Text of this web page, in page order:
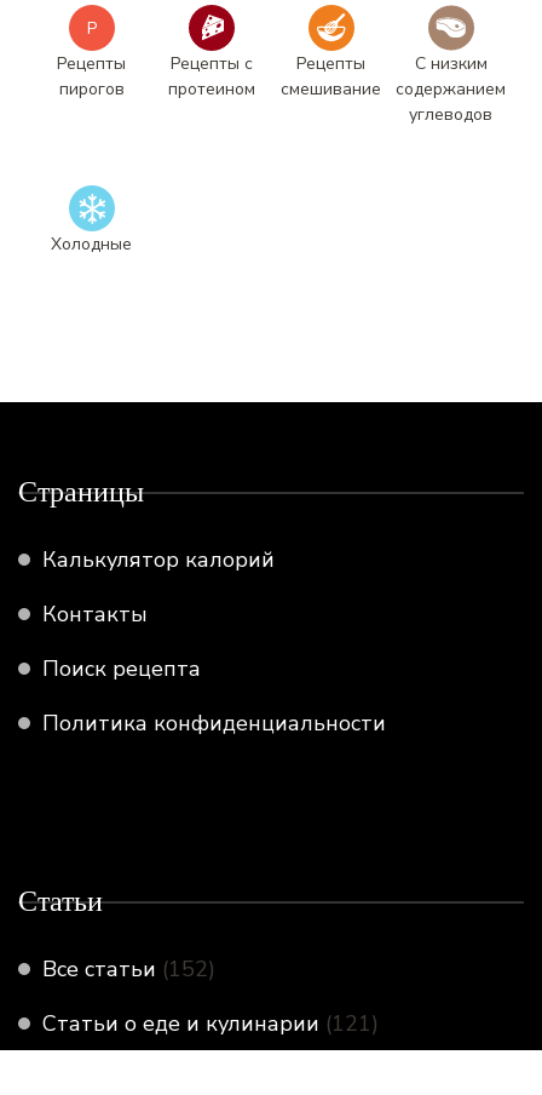
Р
Рецепты
пирогов
Рецепты с
протеином
Рецепты
смешивание
С низким
содержанием
углеводов
Холодные
Страницы
Калькулятор калорий
Контакты
Поиск рецепта
Политика конфиденциальности
Статьи
Все статьи (152)
Статьи о еде и кулинарии (121)